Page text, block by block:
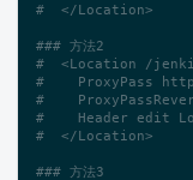
#  </Location>
### 方法2
#  <Location /
#    ProxyPass
#
#    Header edit
#  </Location>
### 方法3